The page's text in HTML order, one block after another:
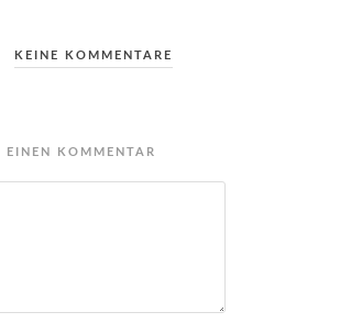
KEINE KOMMENTARE
EINEN KOMMENTAR